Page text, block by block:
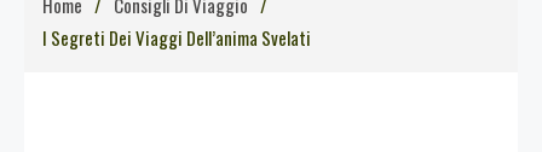
I Segreti Dei Viaggi Dell’anima Svelati